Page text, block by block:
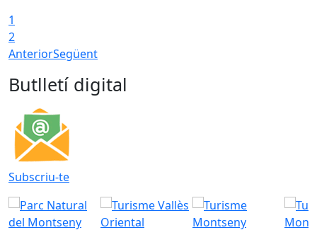
1
2
AnteriorSegüent
Butlletí digital
Subscriu-te